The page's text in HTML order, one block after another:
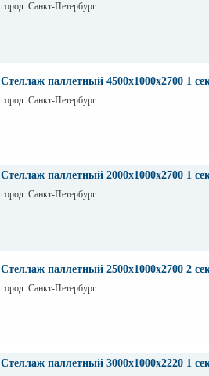
город: Санкт-Петербург
Стеллаж паллетный 4500х1000х2700 1
город: Санкт-Петербург
Стеллаж паллетный 2000х1000х2700 1
город: Санкт-Петербург
Стеллаж паллетный 2500х1000х2700 2
город: Санкт-Петербург
Стеллаж паллетный 3000х1000х2220 1